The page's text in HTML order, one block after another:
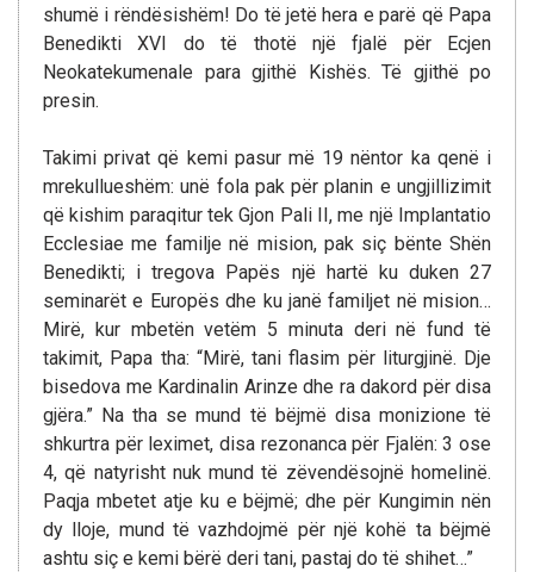
shumë i rëndësishëm! Do të jetë hera e parë që Papa
Benedikti XVI do të thotë një fjalë për Ecjen
Neokatekumenale para gjithë Kishës. Të gjithë po
presin.
Takimi privat që kemi pasur më 19 nëntor ka qenë i
mrekullueshëm: unë fola pak për planin e ungjillizimit
që kishim paraqitur tek Gjon Pali II, me një Implantatio
Ecclesiae me familje në mision, pak siç bënte Shën
Benedikti; i tregova Papës një hartë ku duken 27
seminarët e Europës dhe ku janë familjet në mision…
Mirë, kur mbetën vetëm 5 minuta deri në fund të
takimit, Papa tha: “Mirë, tani flasim për liturgjinë. Dje
bisedova me Kardinalin Arinze dhe ra dakord për disa
gjëra.” Na tha se mund të bëjmë disa monizione të
shkurtra për leximet, disa rezonanca për Fjalën: 3 ose
4, që natyrisht nuk mund të zëvendësojnë homelinë.
Paqja mbetet atje ku e bëjmë; dhe për Kungimin nën
dy lloje, mund të vazhdojmë për një kohë ta bëjmë
ashtu siç e kemi bërë deri tani, pastaj do të shihet…”